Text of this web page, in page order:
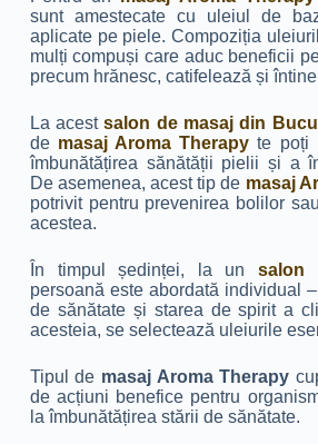
sunt amestecate cu uleiul de
aplicate pe piele. Compoziția
mulți compuși care aduc beneficii
precum hrănesc, catifelează și
La acestsalon de masaj din
de masaj Aroma Therapy te poți
îmbunătățirea sănătății pielii și a
De asemenea, acest tip de masaj
potrivit pentru prevenirea bolilor
acestea.
În timpul ședinței, la unsalon
persoană este abordată individual
de sănătate și starea de spirit a
acesteia, se selectează uleiurile
Tipul de masaj Aroma Therapy
de acțiuni benefice pentru
la îmbunătățirea stării de sănătate.